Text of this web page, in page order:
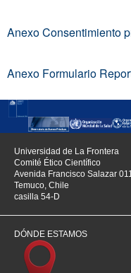
Anexo Consentimiento
Anexo Formulario
Universidad de La Frontera
Comité Ético Científico
Avenida Francisco Salazar
Temuco, Chile
casilla 54-D
DÓNDE ESTAMOS